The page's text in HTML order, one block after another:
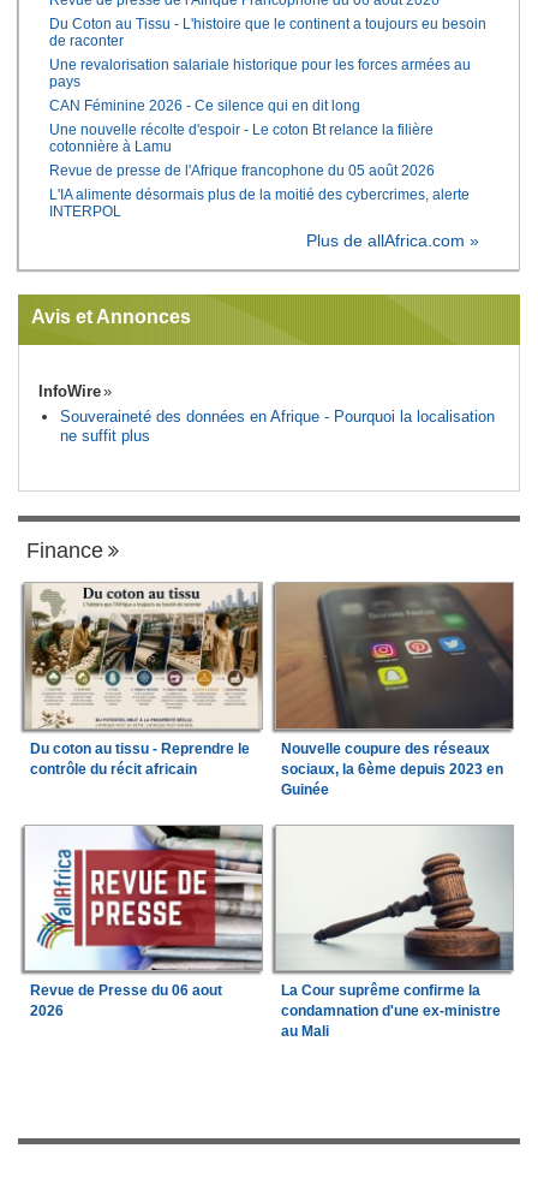
Du Coton au Tissu - L'histoire que le continent a toujours eu besoin
de raconter
Une revalorisation salariale historique pour les forces armées au
pays
CAN Féminine 2026 - Ce silence qui en dit long
Une nouvelle récolte d'espoir - Le coton Bt relance la filière
cotonnière à Lamu
Revue de presse de l'Afrique francophone du 05 août 2026
L'IA alimente désormais plus de la moitié des cybercrimes, alerte
INTERPOL
Plus de allAfrica.com »
Avis et Annonces
InfoWire
Souveraineté des données en Afrique - Pourquoi la localisation
ne suffit plus
Finance
Du coton au tissu - Reprendre le
contrôle du récit africain
Nouvelle coupure des réseaux
sociaux, la 6ème depuis 2023 en
Guinée
Revue de Presse du 06 aout
2026
La Cour suprême confirme la
condamnation d'une ex-ministre
au Mali